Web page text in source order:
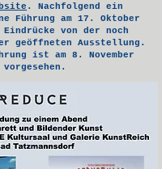
. Nachfolgend ein
Führung am 17. Oktober
von der noch
geöffneten Ausstellung.
ist am 8. November
vorgesehen.